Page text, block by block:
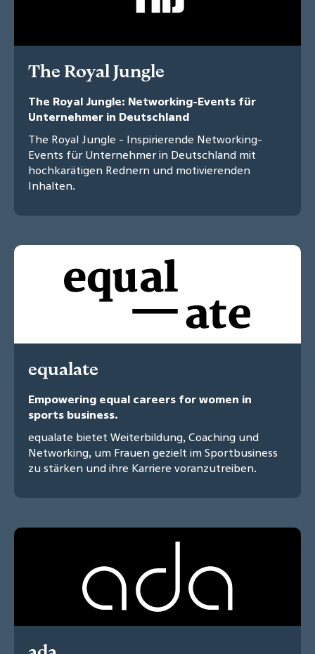
The Royal Jungle
The Royal Jungle: Networking-Events für
Unternehmer in Deutschland
The Royal Jungle - Inspirierende Networking-
Events für Unternehmer in Deutschland mit
hochkarätigen Rednern und motivierenden
Inhalten.
equalate
Empowering equal careers for women in
sports business.
equalate bietet Weiterbildung, Coaching und
Networking, um Frauen gezielt im Sportbusiness
zu stärken und ihre Karriere voranzutreiben.